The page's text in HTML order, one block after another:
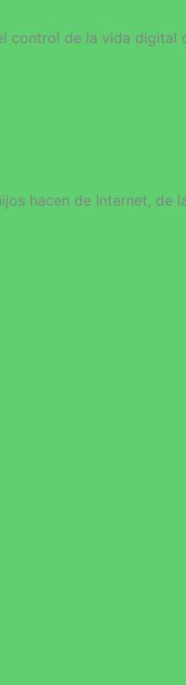
de la vida digital
hacen de Internet,